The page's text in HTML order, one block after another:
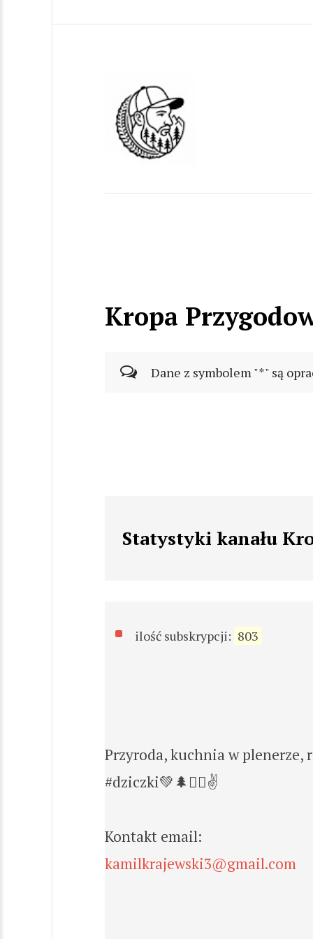
Kropa
Dane z symbolem "*" są
Statystyki kanału
ilość subskrypcji: 803
Przyroda, kuchnia w plenerze,
#dziczki💚🌲🚵‍♂️✌️
Kontakt email:
kamilkrajewski3@gmail.com